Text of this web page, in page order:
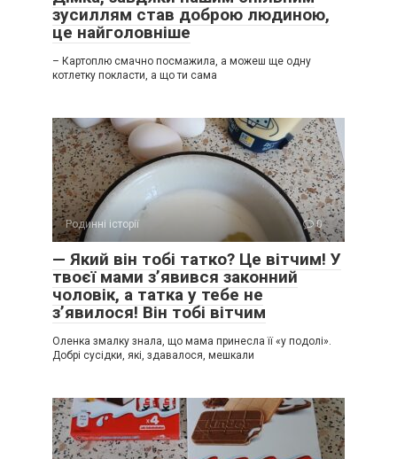
зусиллям став доброю людиною,
це найголовніше
– Картоплю смачно посмажила, а можеш ще одну
котлетку покласти, а що ти сама
Родинні історії 0
— Який він тобі татко? Це вітчим! У
твоєї мами з’явився законний
чоловік, а татка у тебе не
з’явилося! Він тобі вітчим
Оленка змалку знала, що мама принесла її «у подолі».
Добрі сусідки, які, здавалося, мешкали